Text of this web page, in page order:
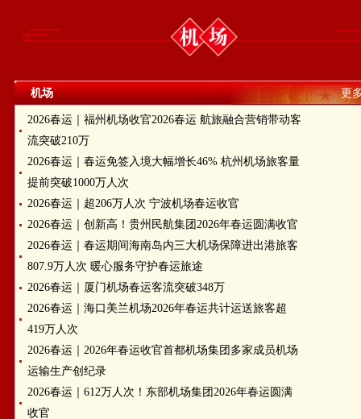
机场 更
2026春运｜福州机场收官2026春运 航旅融合营销带动客
流突破210万
2026春运｜春运免签入境大幅增长46% 杭州机场旅客量
提前突破1000万人次
2026春运｜超206万人次 宁波机场春运收官
2026春运｜创新高！贵州民航集团2026年春运圆满收官
2026春运｜春运期间海南岛内三大机场保障进出港旅客
807.9万人次 暖心服务守护春运旅途
2026春运｜厦门机场春运客流突破348万
2026春运｜海口美兰机场2026年春运共计运送旅客超
419万人次
2026春运｜2026年春运收官首都机场集团多家成员机场
运输生产创纪录
2026春运｜612万人次！东部机场集团2026年春运圆满
收官